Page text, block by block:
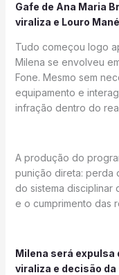
Gafe de Ana Maria
viraliza e Louro
Tudo começou logo
Milena se envolveu
Fone. Mesmo sem
equipamento e
infração dentro do
A produção do
punição direta: perda
do sistema disciplinar
e o cumprimento das
Milena será expulsa
viraliza e decisão